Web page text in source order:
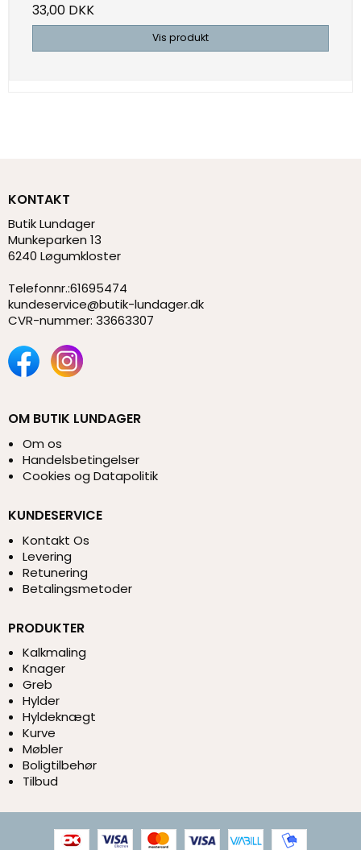
33,00 DKK
Vis produkt
KONTAKT
Butik Lundager
Munkeparken 13
6240 Løgumkloster
Telefonnr.:61695474
kundeservice@butik-lundager.dk
CVR-nummer: 33663307
OM BUTIK LUNDAGER
Om os
Handelsbetingelser
Cookies og Datapolitik
KUNDESERVICE
Kontakt Os
Levering
Retunering
Betalingsmetoder
PRODUKTER
Kalkmaling
Knager
Greb
Hylder
Hyldeknægt
Kurve
Møbler
Boligtilbehør
Tilbud